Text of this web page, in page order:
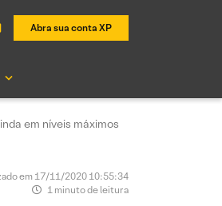
Abra sua conta XP
em níveis máximos
em 17/11/2020 10:55:34
1 minuto de leitura